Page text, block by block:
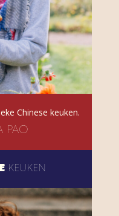
Chinese keuken.
PAO
KEUKEN